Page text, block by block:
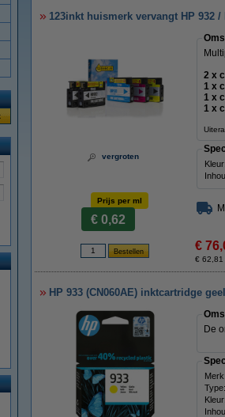
123inkt huismerk vervangt HP 932
vergroten
2 x
1 x
1 x
1 x
Kleur:
Prijs per ml
€ 0,62
€
€ 62,81
HP 933 (CN060AE) inktcartridge
De
Merk:
Type:
Kleur: